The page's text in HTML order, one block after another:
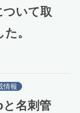
ついて取
。
情報
名刺管